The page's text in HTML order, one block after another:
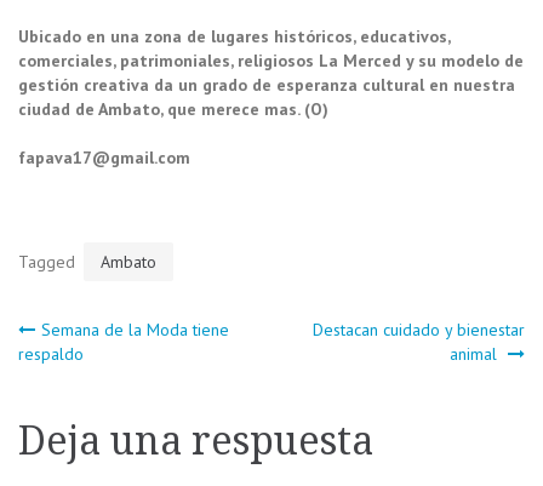
Ubicado en una zona de lugares históricos, educativos,
comerciales, patrimoniales, religiosos La Merced y su modelo de
gestión creativa da un grado de esperanza cultural en nuestra
ciudad de Ambato, que merece mas. (O)
fapava17@gmail.com
Tagged Ambato
Navegación
entradas
Semana de la Moda tiene
respaldo
Destacan cuidado y bienestar
animal
Deja una respuesta